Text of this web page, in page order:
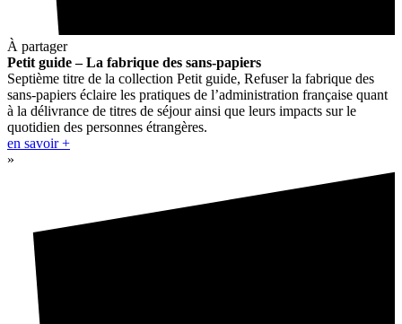
À partager
Petit guide – La fabrique des sans-papiers
Septième titre de la collection Petit guide, Refuser la fabrique des
sans-papiers éclaire les pratiques de l’administration française quant
à la délivrance de titres de séjour ainsi que leurs impacts sur le
quotidien des personnes étrangères.
en savoir +
»